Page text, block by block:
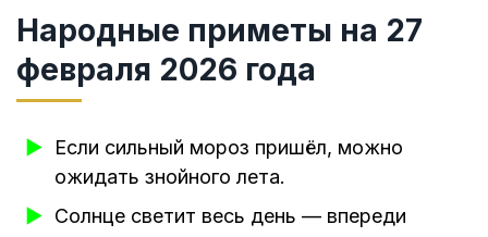
Народные приметы на 27
февраля 2026 года
Если сильный мороз пришёл, можно
ожидать знойного лета.
Солнце светит весь день — впереди